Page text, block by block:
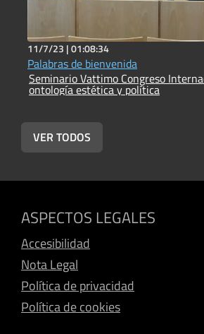
11/7/23 |01:08:34
Palabras de bienvenida
Seminario Vattimo Congreso
ontología estética y política
VER TODOS
ASPECTOS LEGALES
Accesibilidad
Nota Legal
Política de privacidad
Política de cookies